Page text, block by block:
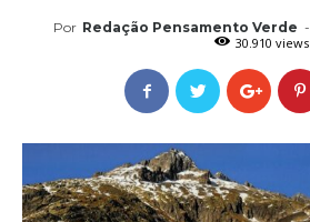
Por Redação Pensamento Verde -
30.910 views